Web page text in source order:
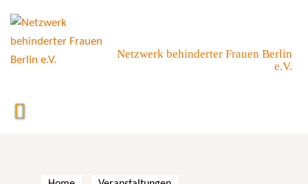
content
Netzwerk behinderter Frauen Berlin
e.V.